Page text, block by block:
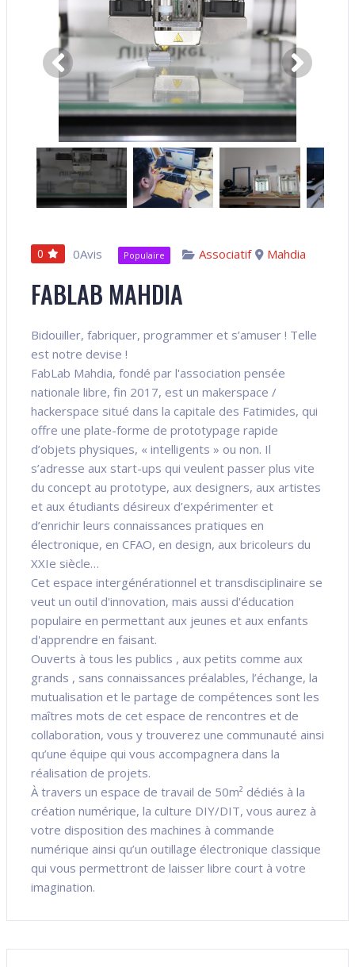
0 0Avis Populaire Associatif Mahdia
FABLAB MAHDIA
Bidouiller, fabriquer, programmer et s’amuser ! Telle
est notre devise !
FabLab Mahdia, fondé par l'association pensée
nationale libre, fin 2017, est un makerspace /
hackerspace situé dans la capitale des Fatimides, qui
offre une plate-forme de prototypage rapide
d’objets physiques, « intelligents » ou non. Il
s’adresse aux start-ups qui veulent passer plus vite
du concept au prototype, aux designers, aux artistes
et aux étudiants désireux d’expérimenter et
d’enrichir leurs connaissances pratiques en
électronique, en CFAO, en design, aux bricoleurs du
XXIe siècle…
Cet espace intergénérationnel et transdisciplinaire se
veut un outil d'innovation, mais aussi d'éducation
populaire en permettant aux jeunes et aux enfants
d'apprendre en faisant.
Ouverts à tous les publics , aux petits comme aux
grands , sans connaissances préalables, l’échange, la
mutualisation et le partage de compétences sont les
maîtres mots de cet espace de rencontres et de
collaboration, vous y trouverez une communauté ainsi
qu’une équipe qui vous accompagnera dans la
réalisation de projets.
À travers un espace de travail de 50m² dédiés à la
création numérique, la culture DIY/DIT, vous aurez à
votre disposition des machines à commande
numérique ainsi qu’un outillage électronique classique
qui vous permettront de laisser libre court à votre
imagination.